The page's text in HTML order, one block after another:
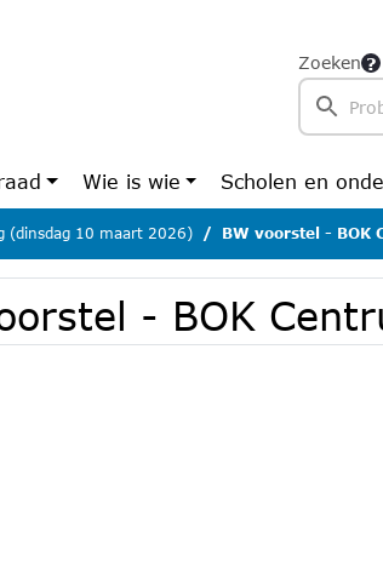
Zoeken
Wie is wie Scholen en
(dinsdag 10 maart 2026) BW voorstel - BOK
- BOK